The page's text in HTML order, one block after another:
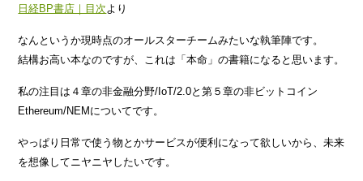
日経BP書店｜目次より
なんというか現時点のオールスターチームみたいな執筆陣です。
結構お高い本なのですが、これは「本命」の書籍になると思います。
私の注目は４章の非金融分野/IoT/2.0と第５章の非ビットコイン
Ethereum/NEMについてです。
やっぱり日常で使う物とかサービスが便利になって欲しいから、未来
を想像してニヤニヤしたいです。